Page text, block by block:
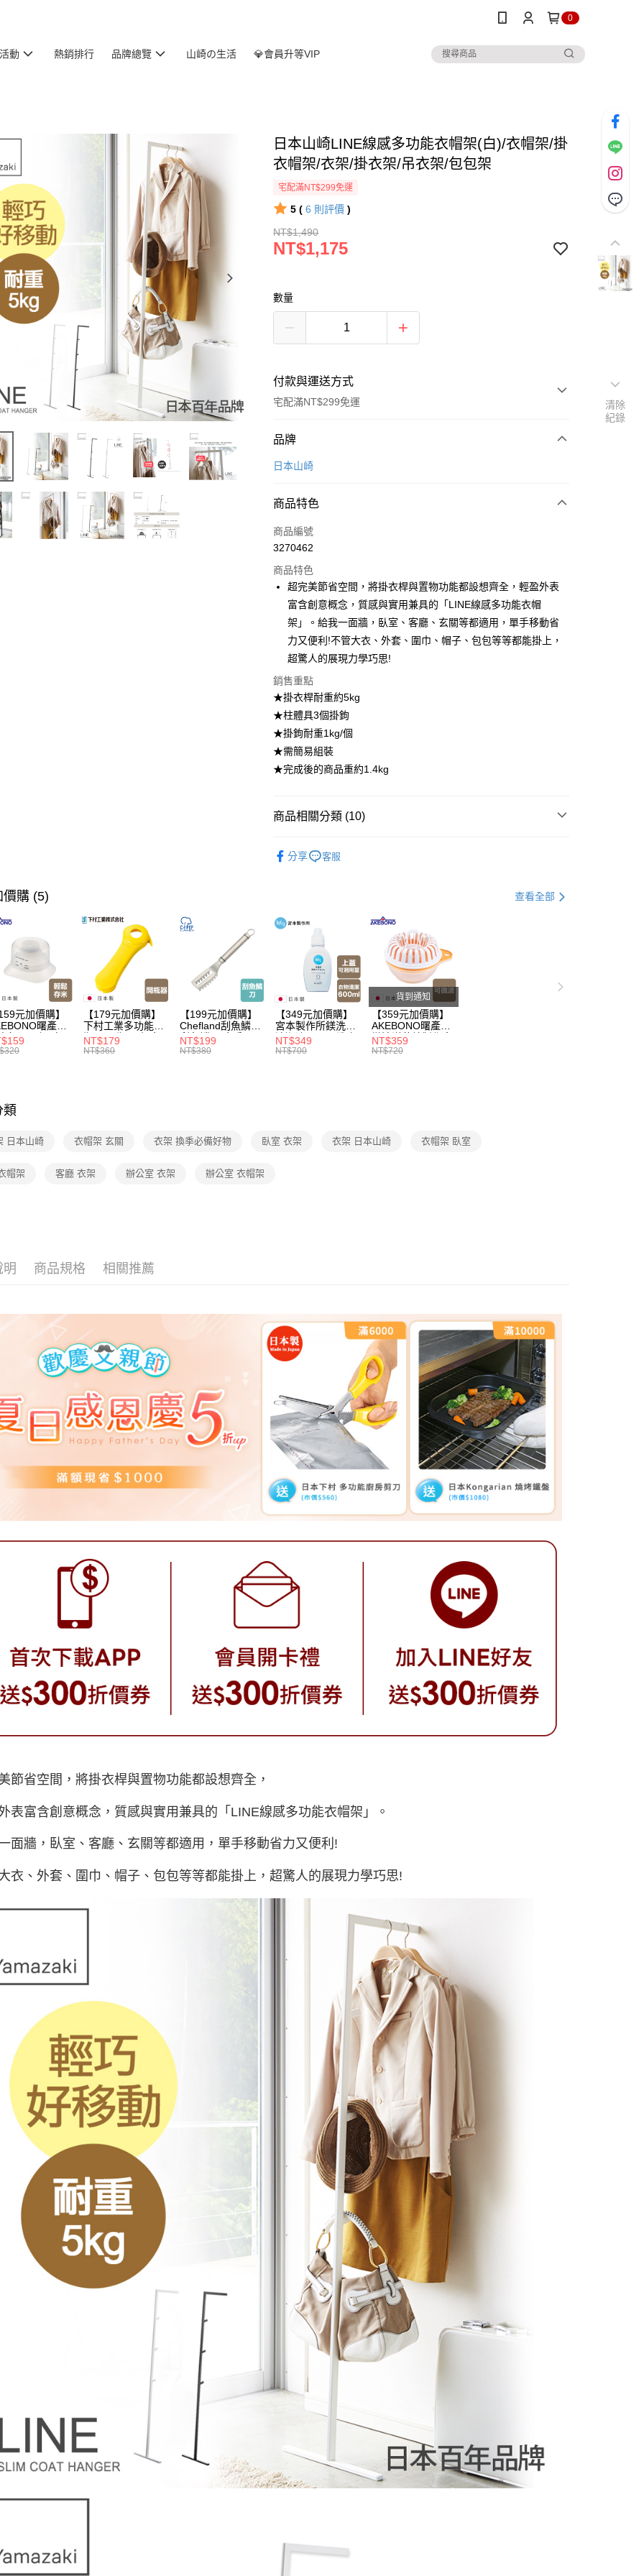
0
動 熱銷排行 品牌總覽 山崎の生活 💎會員升等VIP
日本山崎LINE線感多功能衣帽架(白)/衣帽架/掛
衣帽架/衣架/掛衣架/吊衣架/包包架
宅配滿NT$299免運
5 ( 6 則評價 )
NT$1,490
NT$1,175
數量
付款與運送方式
宅配滿NT$299免運
付款方式
信用卡一次付款
悠遊付
Google Pay
全盈+PAY
大哥付你分期
相關說明
【大哥付你分期使用說明】
2.付款方式選擇「大哥付你分期」，訂單成立後會自動跳轉到大哥付的交易
流程，驗證手機門號後，選擇欲分期的期數、繳款截止日，確認付款後即
3.實際核准額度、可分期數及費用金額請依後續交易確認頁面所載為準。
4.訂單成立30分鐘內，如未前往確認交易或遇審核未通過，訂單將自動取
消。如遇「轉專審核」未通過狀況，表示未達大哥付你分期系統評分，恕
無法說明評估內容。
【繳款方式說明】
2.透過簡訊連結打開帳單後，可選擇「超商條碼／台灣大直營門市／銀行轉
帳／街口支付／iPASS MONEY」等通路繳費。
【注意事項】
1.本服務係由「台灣大哥大股份有限公司」（以下簡稱本公司）所提供，讓
2.基於同意付款使用「大哥付你分期」之契約關係目的，商店將以您的個人
資料（包含姓名、電話或地址）提供予台灣大哥大進項蒐集、處理及利
用，由本公司與您本人進行分期帳單所需資料之確認、核對及更正。
3.完整用戶服務條款，請詳閱以下連結：https://oppay.tw/userRule
ATM付款
運送方式
宅配【父親節大回饋】限時$299免運
每筆NT$150，滿NT$299(含以上)免運費
品牌
日本山崎
商品特色
商品編號
3270462
商品特色
超完美節省空間，將掛衣桿與置物功能都設想齊全，輕盈外表
富含創意概念，質感與實用兼具的「LINE線感多功能衣帽
架」。給我一面牆，臥室、客廳、玄關等都適用，單手移動省
力又便利!不管大衣、外套、圍巾、帽子、包包等等都能掛上，
超驚人的展現力學巧思!
銷售重點
★掛衣桿耐重約5kg
★柱體具3個掛鉤
★掛鉤耐重1kg/個
★需簡易組裝
★完成後的商品重約1.4kg
商品相關分類 (10)
輕家具
書房/辦公室收納
【🎉歡慶父親節 瘋殺5折up】
▶父親節下殺5折up｜官網獨家只
到8/10
【本月主打】 ▶日本熱銷補貨到$299up
【🎉歡慶父親節 瘋殺5折up】
▶【限時加價購$159up】官網獨
家搶購！
分享 客服
價購 (5) 查看全部
元加價購】
曙產業
杯漏斗組(白)/
杯/米桶/量米
【179元加價購】
下村工業多功能開
瓶器/開瓶器/餐廚
用品/料理道具/任
NT$179
NT$360
【199元加價購】
Chefland刮魚鱗刀/
刮魚鱗器/廚房用
品/料理道具/任二
NT$199
NT$380
【349元加價購】
宮本製作所鎂洗衣
清潔液600ml/洗衣
精/洗衣鎂/洗衣用
NT$349
NT$700
貨到通知
【359元加價購】
AKEBONO曙產業
微波洋芋片製作盒/
料理盒/健康零食/
NT$359
NT$720
類
日本山崎 衣帽架 玄關 衣架 換季必備好物 臥室 衣架 衣架 日本山崎 衣帽架 臥室
帽架 客廳 衣架 辦公室 衣架 辦公室 衣帽架
明 商品規格 相關推薦
節省空間，將掛衣桿與置物功能都設想齊全，
表富含創意概念，質感與實用兼具的「LINE線感多功能衣帽架」。
面牆，臥室、客廳、玄關等都適用，單手移動省力又便利!
衣、外套、圍巾、帽子、包包等等都能掛上，超驚人的展現力學巧思!
清除
紀錄